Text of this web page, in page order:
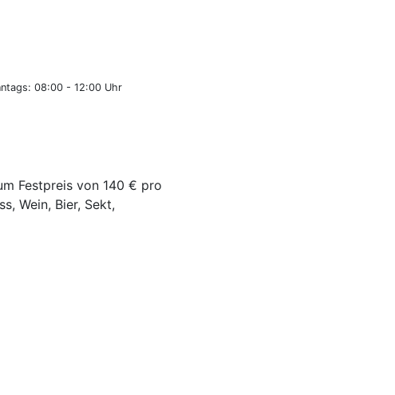
08:00 - 12:00 Uhr
Festpreis von 140 € pro
Wein, Bier, Sekt,